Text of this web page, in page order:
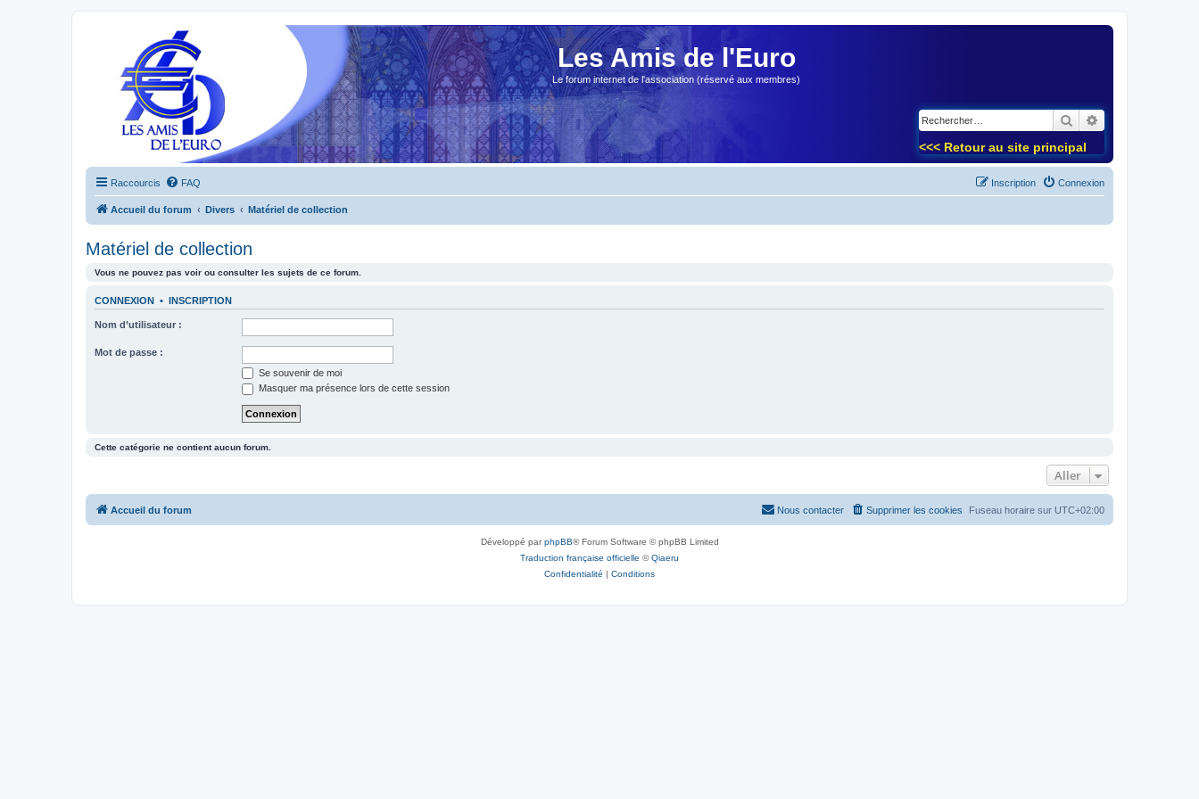
Les Amis de l'Euro
Le forum internet de l'association (réservé aux membres)
Rechercher
<<< Retour au site principal
Raccourcis FAQ Connexion
Inscription
Accueil du forum Divers Matériel de collection
Matériel de collection
Vous ne pouvez pas voir ou consulter les sujets de ce forum.
CONNEXION • INSCRIPTION
Nom d’utilisateur :
Mot de passe :
Se souvenir de moi
Masquer ma présence lors de cette session
Cette catégorie ne contient aucun forum.
Aller
Accueil du forum Fuseau horaire sur UTC+02:00
Supprimer les cookies
Nous contacter
Développé parphpBB® Forum Software © phpBB Limited
Traduction française officielle ©Qiaeru
Confidentialité | Conditions